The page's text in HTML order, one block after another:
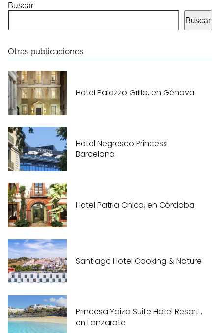
Buscar
Buscar
Otras publicaciones
Hotel Palazzo Grillo, en Génova
Hotel Negresco Princess
Barcelona
Hotel Patria Chica, en Córdoba
Santiago Hotel Cooking & Nature
Princesa Yaiza Suite Hotel Resort ,
en Lanzarote